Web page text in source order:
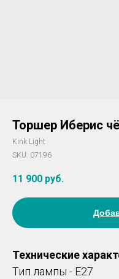
Торшер Иберис
Kink Light
SKU: 07196
11 900 руб.
Технические
Тип лампы - E27